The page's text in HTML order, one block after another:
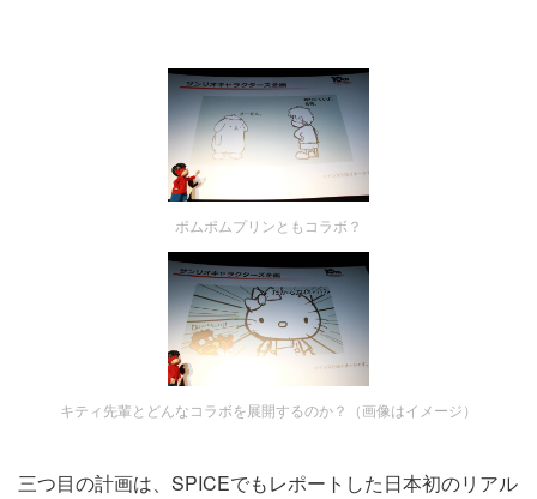
ポムポムプリンともコラボ？
キティ先輩とどんなコラボを展開するのか？（画像はイメージ）
三つ目の計画は、SPICEでもレポートした日本初のリアル